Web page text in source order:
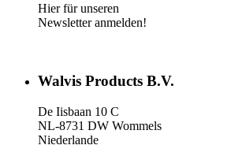
Hier für unseren
Newsletter anmelden!
Walvis Products B.V.
De Iisbaan 10 C
NL-8731 DW Wommels
Niederlande